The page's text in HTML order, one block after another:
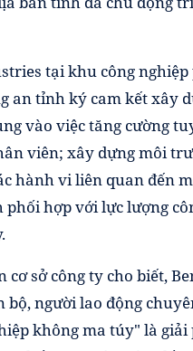
tại khu công
an tỉnh ký cam kết xây
vào việc tăng cường
viên; xây dựng môi
hành vi liên quan đến
hợp với lực lượng
cơ sở công ty cho biết,
người lao động
không ma túy" là